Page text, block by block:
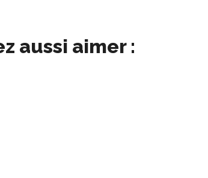
aussi aimer :